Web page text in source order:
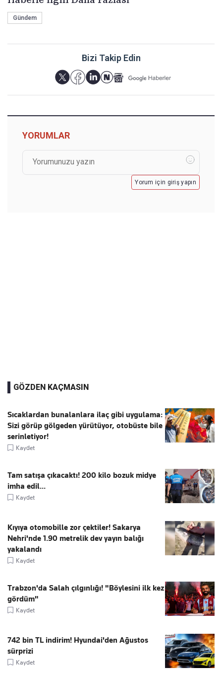
Gündem
Bizi Takip Edin
YORUMLAR
Yorum için giriş yapın
GÖZDEN KAÇMASIN
Sıcaklardan bunalanlara ilaç gibi uygulama:
Sizi görüp gölgeden yürütüyor, otobüste bile
serinletiyor!
Kaydet
Tam satışa çıkacaktı! 200 kilo bozuk midye
imha edil...
Kaydet
Kıyıya otomobille zor çektiler! Sakarya
Nehri'nde 1.90 metrelik dev yayın balığı
yakalandı
Kaydet
Trabzon'da Salah çılgınlığı! "Böylesini ilk kez
gördüm"
Kaydet
742 bin TL indirim! Hyundai'den Ağustos
sürprizi
Kaydet